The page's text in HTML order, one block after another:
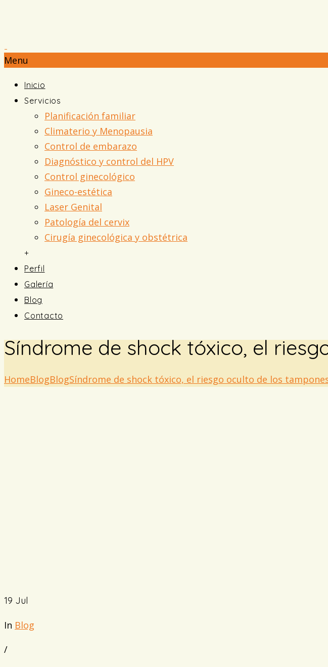
Menu
Inicio
Servicios
Planificación familiar
Climaterio y Menopausia
Control de embarazo
Diagnóstico y control del HPV
Control ginecológico
Gineco-estética
Laser Genital
Patología del cervix
Cirugía ginecológica y obstétrica
+
Perfil
Galería
Blog
Contacto
Síndrome de shock tóxico, el
HomeBlogBlogSíndrome de shock tóxico, el riesgo oculto de los
19 Jul
In Blog
/